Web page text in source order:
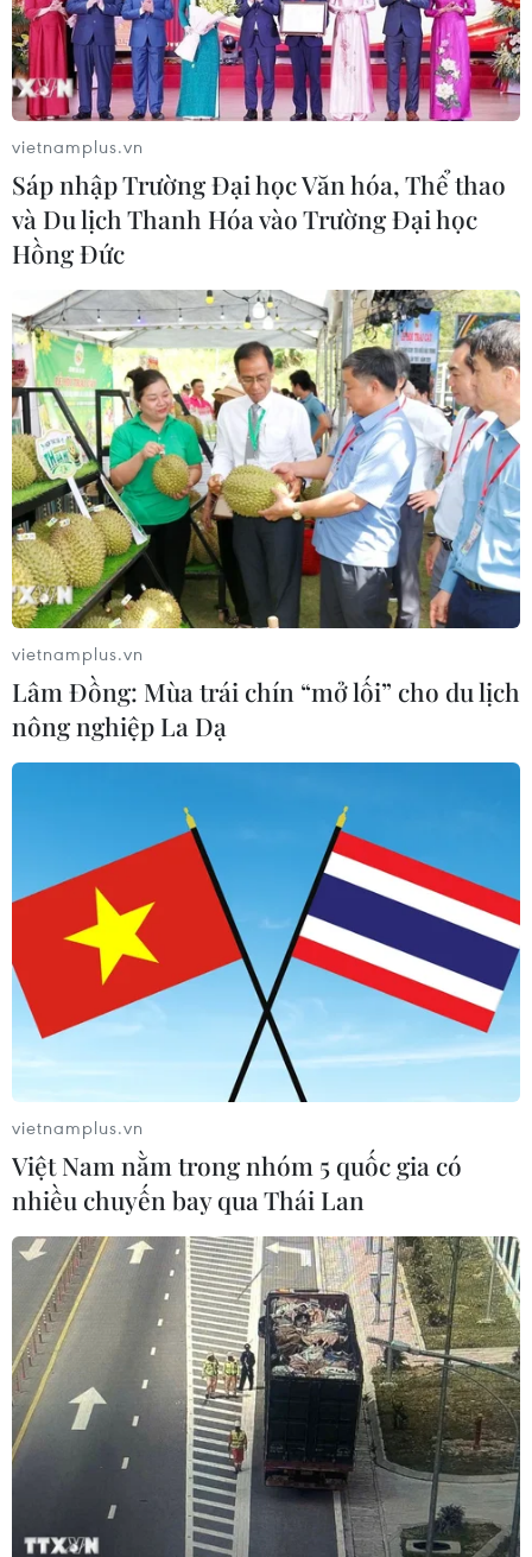
TIN CÙNG CHUYÊN MỤC
Vùng 3 Hải quân cứu thành công 1
Trung Quốc nâng mức ứng phó khẩn
cấp với bão Dolphin
08/08/2026 07:10
Đà Nẵng: Sóng cuốn 4 người tại Mũi
08/08/2026 06:02
Vượt lên di chứng chất độc da cam,
chàng trai Đồng Tháp tự tin làm chủ
cuộc đời
08/08/2026 06:00
Dắt chó đi dạo không đúng quy
định, bị phạt đến 2 triệu đồng?
vietnamplus.vn
Sáp nhập Trường Đại học Văn hóa, Thể thao
và Du lịch Thanh Hóa vào Trường Đại học
Hồng Đức
vietnamplus.vn
Lâm Đồng: Mùa trái chín “mở lối” cho du lịch
nông nghiệp La Dạ
vietnamplus.vn
Việt Nam nằm trong nhóm 5 quốc gia có
nhiều chuyến bay qua Thái Lan